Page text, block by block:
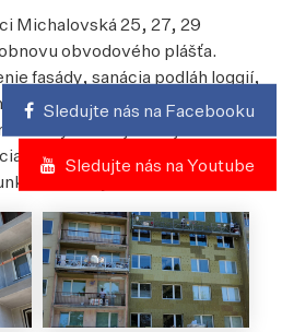
Sledujte nás na Facebooku
Sledujte nás na Youtube
Michalovská 25, 27, 29
obvodového plášťa.
fasády, sanácia podláh loggií,
ďalších detailov, ktoré
bývania aj dlhšej životnosti
prebieha s dôrazom na
detaily.